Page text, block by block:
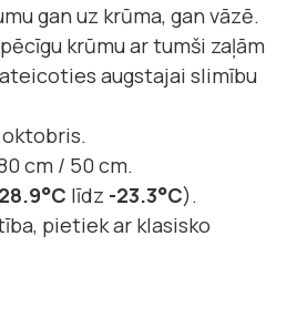
gan uz krūma, gan vāzē.
krūmu ar tumši zaļām
augstajai slimību
cm / 50 cm.
līdz -23.3°C).
pietiek ar klasisko